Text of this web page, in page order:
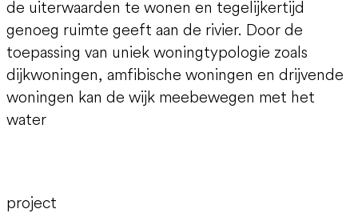
de uiterwaarden te wonen en tegelijkertijd
genoeg ruimte geeft aan de rivier. Door de
toepassing van uniek woningtypologie zoals
dijkwoningen, amfibische woningen en drijvende
woningen kan de wijk meebewegen met het
water
project